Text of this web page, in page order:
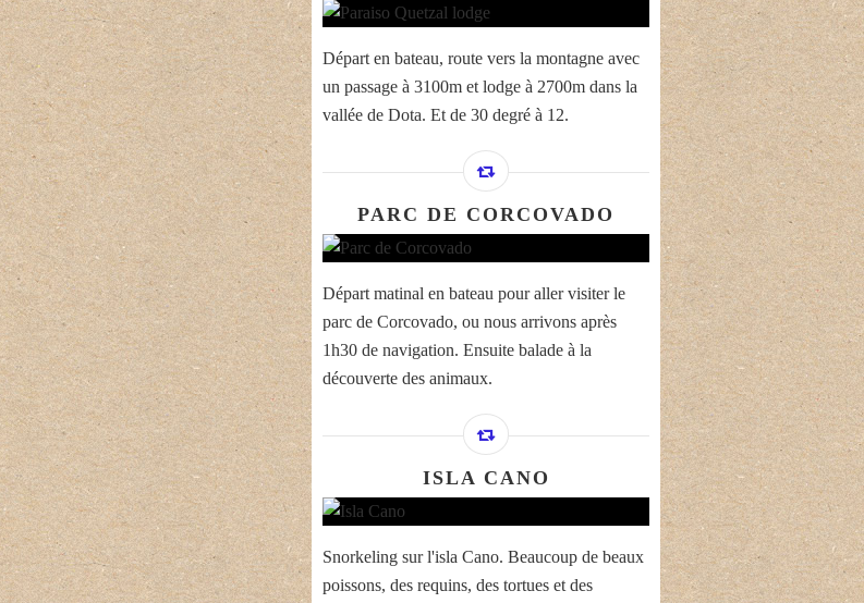
Départ en bateau, route vers la montagne avec
un passage à 3100m et lodge à 2700m dans la
vallée de Dota. Et de 30 degré à 12.
PARC DE CORCOVADO
Départ matinal en bateau pour aller visiter le
parc de Corcovado, ou nous arrivons après
1h30 de navigation. Ensuite balade à la
découverte des animaux.
ISLA CANO
Snorkeling sur l'isla Cano. Beaucoup de beaux
poissons, des requins, des tortues et des